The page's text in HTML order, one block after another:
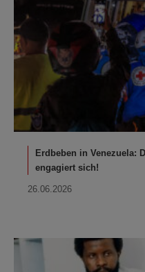
Erdbeben in Venezuela:
engagiert sich!
26.06.2026